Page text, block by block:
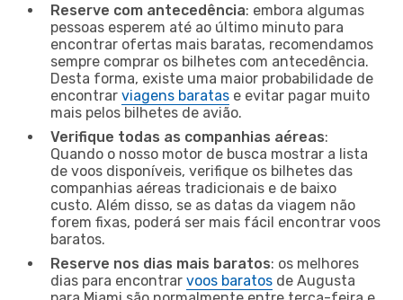
Reserve com antecedência: embora algumas
pessoas esperem até ao último minuto para
encontrar ofertas mais baratas, recomendamos
sempre comprar os bilhetes com antecedência.
Desta forma, existe uma maior probabilidade de
encontrar viagens baratas e evitar pagar muito
mais pelos bilhetes de avião.
Verifique todas as companhias aéreas:
Quando o nosso motor de busca mostrar a lista
de voos disponíveis, verifique os bilhetes das
companhias aéreas tradicionais e de baixo
custo. Além disso, se as datas da viagem não
forem fixas, poderá ser mais fácil encontrar voos
baratos.
Reserve nos dias mais baratos: os melhores
dias para encontrar voos baratos de Augusta